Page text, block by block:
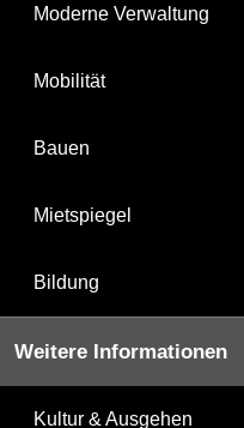
Moderne Verwaltung
Mobilität
Bauen
Mietspiegel
Bildung
Weitere Informationen
Kultur & Ausgehen